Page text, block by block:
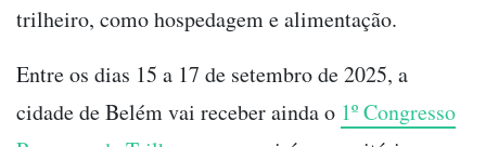
trilheiro, como hospedagem e alimentação.
Entre os dias 15 a 17 de setembro de 2025, a
cidade de Belém vai receber ainda o 1º Congresso